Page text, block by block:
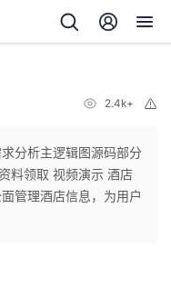
2.4k+
分析主逻辑图源码部分
料领取 视频演示 酒店
管理酒店信息，为用户